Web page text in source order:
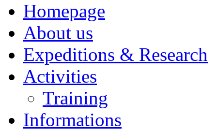
Homepage
About us
Expeditions & Research
Activities
Training
Informations